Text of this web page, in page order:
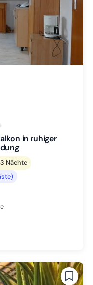
1 wechseln
2 wechseln
3 wechseln
4 wechseln
5 wechseln
6 wechseln
in ruhiger
Nächte